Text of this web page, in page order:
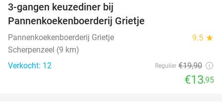
NEW
TODAY
3-gangen keuzediner bij
Pannenkoekenboerderij Grietje
Pannenkoekenboerderij Grietje 9.5 star
Scherpenzeel (9 km)
Verkocht: 12
Regulier €19,90
€13,95